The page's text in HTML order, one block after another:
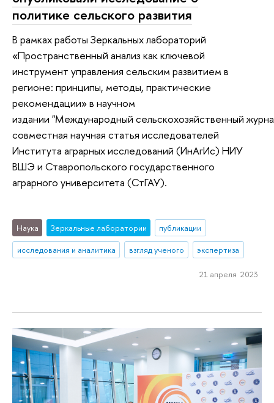
политике сельского развития
В рамках работы Зеркальных лабораторий
«Пространственный анализ как ключевой
инструмент управления сельским развитием в
регионе: принципы, методы, практические
рекомендации» в научном
издании "Международный сельскохозяйственный
совместная научная статья исследователей
Института аграрных исследований (ИнАгИс) НИУ
ВШЭ и Ставропольского государственного
аграрного университета (СтГАУ).
Наука Зеркальные лаборатории
публикации
исследования и аналитика
взгляд ученого экспертиза
21 апреля 2023